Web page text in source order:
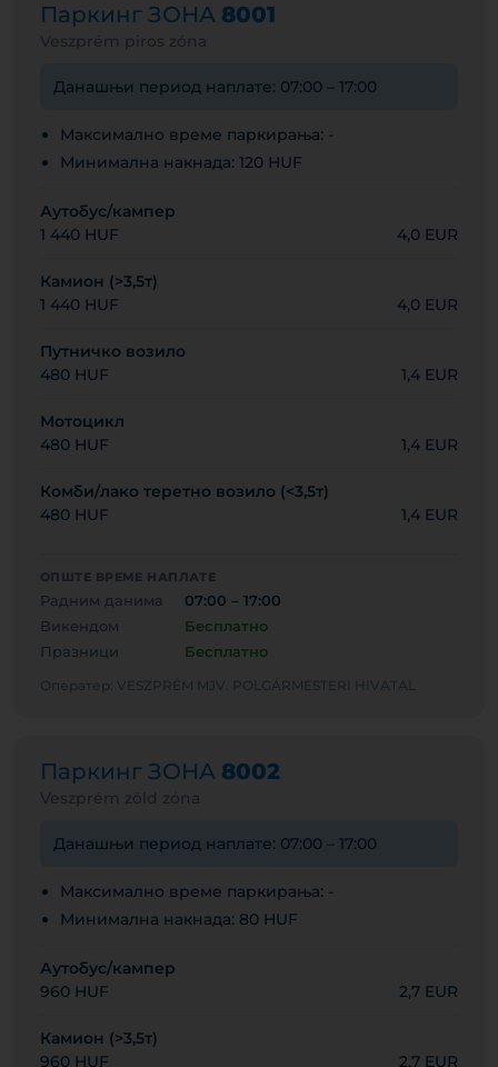
Паркинг ЗОНА 8001
Veszprém piros zóna
Данашњи период наплате: 07:00 – 17:00
Максимално време паркирања: -
Минимална накнада: 120 HUF
Аутобус/кампер
1 440 HUF
4,0 EUR
Камион (>3,5т)
1 440 HUF
4,0 EUR
Путничко возило
480 HUF
1,4 EUR
Мотоцикл
480 HUF
1,4 EUR
Комби/лако теретно возило (<3,5т)
480 HUF
1,4 EUR
ОПШТЕ ВРЕМЕ НАПЛАТЕ
Радним данима
07:00 – 17:00
Викендом
Бесплатно
Празници
Бесплатно
Оператер: VESZPRÉM MJV. POLGÁRMESTERI HIVATAL
Паркинг ЗОНА 8002
Veszprém zöld zóna
Данашњи период наплате: 07:00 – 17:00
Максимално време паркирања: -
Минимална накнада: 80 HUF
Аутобус/кампер
960 HUF
2,7 EUR
Камион (>3,5т)
960 HUF
2,7 EUR